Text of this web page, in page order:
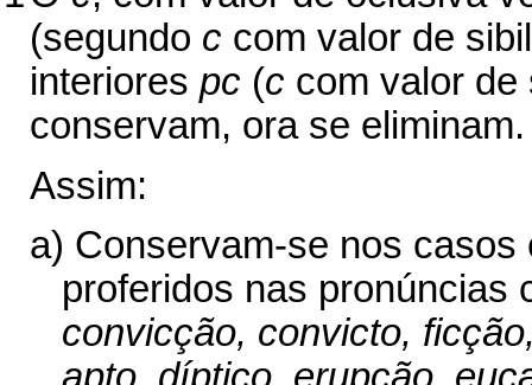
(segundo c com valor de
interiores pc (c com valor
conservam, ora se eliminam.
Assim:
a) Conservam-se nos
proferidos nas pronúncias
convicção, convicto,